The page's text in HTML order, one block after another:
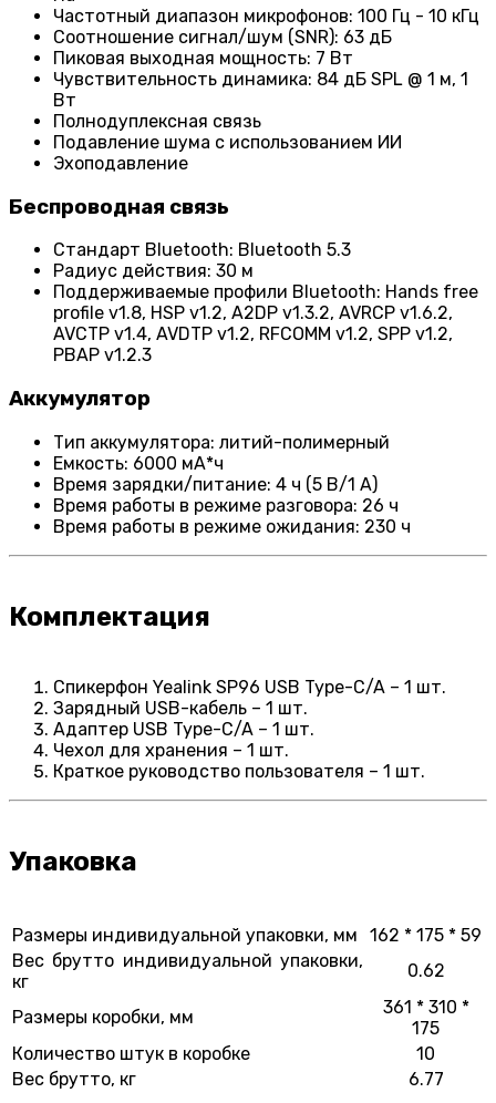
Частотный диапазон микрофонов: 100 Гц - 10 кГц
Соотношение сигнал/шум (SNR): 63 дБ
Пиковая выходная мощность: 7 Вт
Чувствительность динамика: 84 дБ SPL @ 1 м, 1
Вт
Полнодуплексная связь
Подавление шума с использованием ИИ
Эхоподавление
Беспроводная связь
Стандарт Bluetooth: Bluetooth 5.3
Радиус действия: 30 м
Поддерживаемые профили Bluetooth: Hands free
profile v1.8, HSP v1.2, A2DP v1.3.2, AVRCP v1.6.2,
AVCTP v1.4, AVDTP v1.2, RFCOMM v1.2, SPP v1.2,
PBAP v1.2.3
Аккумулятор
Тип аккумулятора: литий-полимерный
Емкость: 6000 мА*ч
Время зарядки/питание: 4 ч (5 В/1 А)
Время работы в режиме разговора: 26 ч
Время работы в режиме ожидания: 230 ч
Комплектация
Спикерфон Yealink SP96 USB Type-C/A – 1 шт.
Зарядный USB-кабель – 1 шт.
Адаптер USB Type-C/A – 1 шт.
Чехол для хранения – 1 шт.
Краткое руководство пользователя – 1 шт.
Упаковка
Размеры индивидуальной упаковки, мм
162 * 175 * 59
Вес брутто индивидуальной упаковки,
кг
0.62
Размеры коробки, мм
361 * 310 *
175
Количество штук в коробке
10
Вес брутто, кг
6.77